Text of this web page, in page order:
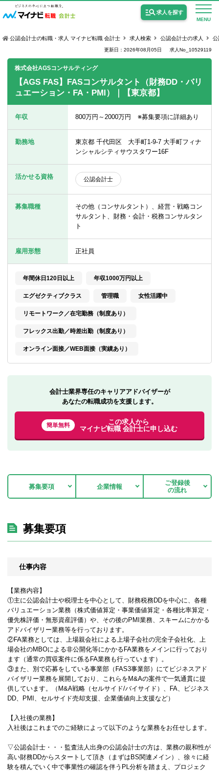
MENU
求人を探す
公認会計士の求人
公認会計士試験合格向けの求人
USCPA（米国公認会計士）の求人
女性会計士の転職
個別転職相談会・セミナー
非公開求人とは？
求人情報
公認会計士の転職・求人 マイナビ転職 会計士 求人検索 公認会計士の求人 公
更新日：2026年08月05日 求人No_10529119
株式会社AGSコンサルティング
【AGS FAS】FASコンサルタント（財務DD・バリ
ュエーション・FA・PMI）｜【東京都】
年収 800万円～2000万円 ※募集要項に詳細あり
勤務地
東京都 千代田区 大手町1-9-7 大手町フィナ
ンシャルシティサウスタワー16F
活かせる資格 公認会計士
募集職種
その他（コンサルタント）、経営・戦略コン
サルタント、財務・会計・税務コンサルタン
ト
雇用形態 正社員
年間休日120日以上 年収1000万円以上
エグゼクティブクラス 管理職 女性活躍中
リモートワーク／在宅勤務（制度あり）
フレックス出勤／時差出勤（制度あり）
オンライン面接／WEB面接（実績あり）
会計士業界専任のキャリアアドバイザーが
あなたの転職成功を支援します。
簡単無料
この求人から
マイナビ転職 会計士に申し込む
募集要項 企業情報
ご登録後
の流れ
募集要項
仕事内容
【業務内容】
①主に公認会計士や税理士を中心として、財務税務DDを中心に、各種
バリュエーション業務（株式価値算定・事業価値算定・各種比率算定・
優先株評価・無形資産評価）や、その後のPMI業務、スキームにかかる
アドバイザリー業務等を行っております。
②FA業務としては、上場親会社による上場子会社の完全子会社化、上
場会社のMBOによる非公開化等にかかるFA業務をメインに行っており
ます（通常の買収案件に係るFA業務も行っています）。
③また、別で応募をしている事業部（FAS3事業部）にてビジネスアド
バイザリー業務を展開しており、これらをM&Aの案件で一気通貫に提
供しています。（M&A戦略（セルサイド/バイサイド）、FA、ビジネス
DD、PMI、セルサイド売却支援、企業価値向上支援など）
【入社後の業務】
入社後はこれまでのご経験によって以下のような業務をお任せします。
▽公認会計士・・・監査法人出身の公認会計士の方は、業務の親和性が
高い財務DDからスタートして頂き（まずはBS関連メイン）、徐々に経
験を積んでいく中で事業性の確認を伴うPL分析を踏まえ、プロジェク